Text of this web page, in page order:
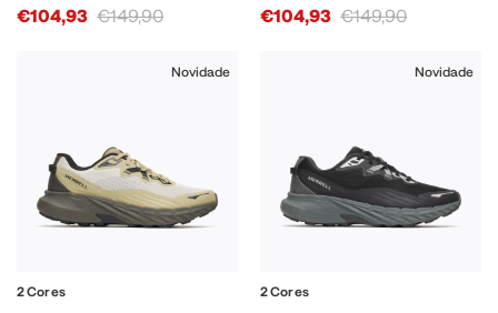
€104,93 €149,90
€104,93 €149,90
Novidade
2 Cores
Novidade
2 Cores